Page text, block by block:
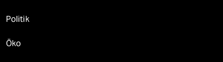
Politik
Öko